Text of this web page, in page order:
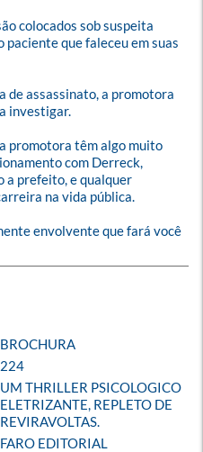
colocados sob suspeita
paciente que faleceu em suas
de assassinato, a promotora
investigar.
promotora têm algo muito
com Derreck,
a prefeito, e qualquer
na vida pública.
envolvente que fará você
BROCHURA
224
UM THRILLER PSICOLOGICO
ELETRIZANTE, REPLETO DE
REVIRAVOLTAS.
FARO EDITORIAL